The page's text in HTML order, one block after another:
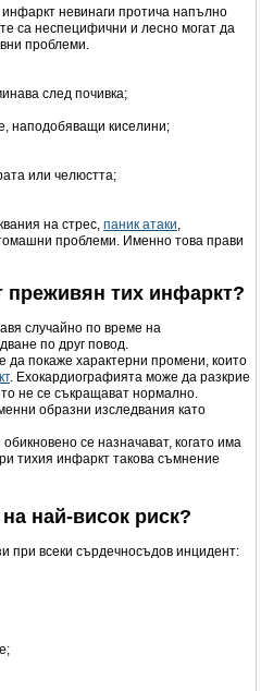
инфаркт невинаги протича напълно
са неспецифични и лесно могат да
проблеми.
след почивка;
наподобяващи киселини;
или челюстта;
на стрес, паник атаки,
проблеми. Именно това прави
преживян тих инфаркт?
случайно по време на
по друг повод.
да покаже характерни промени, които
. Ехокардиографията може да разкрие
не се съкращават нормално.
образни изследвания като
се назначават, когато има
тихия инфаркт такова съмнение
най-висок риск?
при всеки сърдечносъдов инцидент: